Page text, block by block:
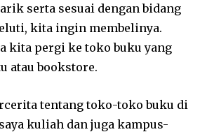
serta sesuai dengan bidang
kita ingin membelinya.
kita pergi ke toko buku yang
atau bookstore.
tentang toko-toko buku di
kuliah dan juga kampus-